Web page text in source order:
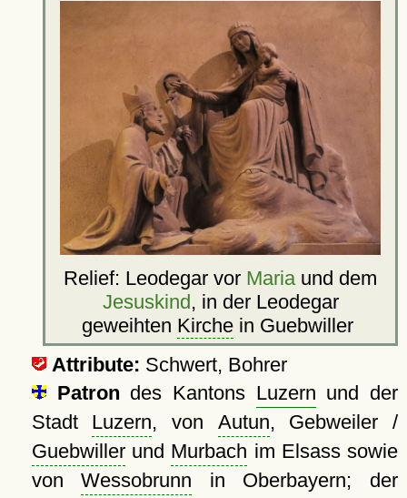
Relief: Leodegar vor Maria und dem
Jesuskind, in der Leodegar
geweihten Kirche in Guebwiller
Attribute: Schwert, Bohrer
Patron des Kantons Luzern und der
Stadt Luzern, von Autun, Gebweiler /
Guebwillerund Murbach im Elsass sowie
vonWessobrunn in Oberbayern; der